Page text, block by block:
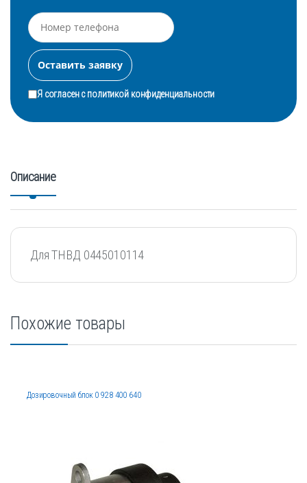
Я согласен сполитикой конфиденциальности
Описание
Для ТНВД 0445010114
Похожие товары
Дозировочный блок 0 928 400 640